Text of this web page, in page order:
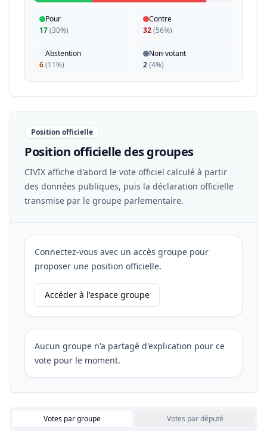
Pour
17(30%)
Contre
32(56%)
Abstention
6(11%)
Non-votant
2(4%)
Position officielle
Position officielle des groupes
CIVIX affiche d'abord le vote officiel calculé à partir
des données publiques, puis la déclaration officielle
transmise par le groupe parlementaire.
Connectez-vous avec un accès groupe pour
proposer une position officielle.
Accéder à l'espace groupe
Aucun groupe n'a partagé d'explication pour ce
vote pour le moment.
Votes par groupe Votes par député